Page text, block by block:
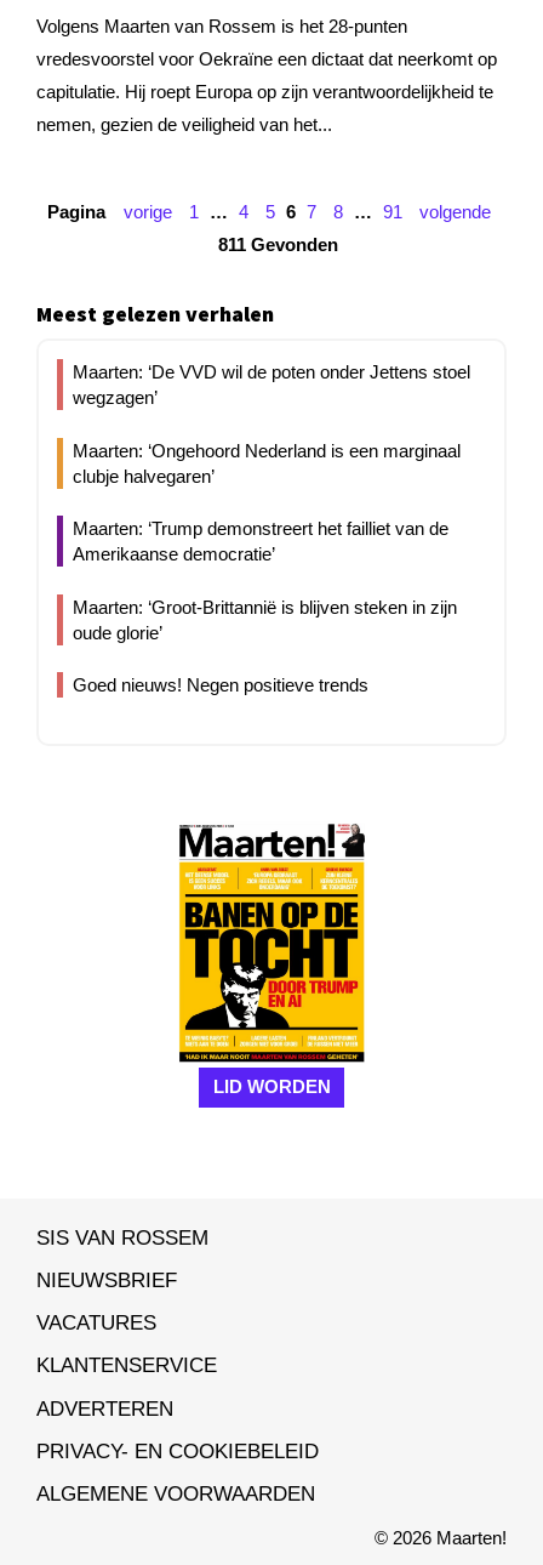
Volgens Maarten van Rossem is het 28-punten
vredesvoorstel voor Oekraïne een dictaat dat neerkomt op
capitulatie. Hij roept Europa op zijn verantwoordelijkheid te
nemen, gezien de veiligheid van het...
Pagina vorige 1 … 4 5 6 7 8 … 91
volgende
811 Gevonden
Meest gelezen verhalen
Maarten: ‘De VVD wil de poten onder Jettens stoel
wegzagen’
Maarten: ‘Ongehoord Nederland is een marginaal
clubje halvegaren’
Maarten: ‘Trump demonstreert het failliet van de
Amerikaanse democratie’
Maarten: ‘Groot-Brittannië is blijven steken in zijn
oude glorie’
Goed nieuws! Negen positieve trends
LID WORDEN
SIS VAN ROSSEM
NIEUWSBRIEF
VACATURES
KLANTENSERVICE
ADVERTEREN
PRIVACY- EN COOKIEBELEID
ALGEMENE VOORWAARDEN
© 2026 Maarten!